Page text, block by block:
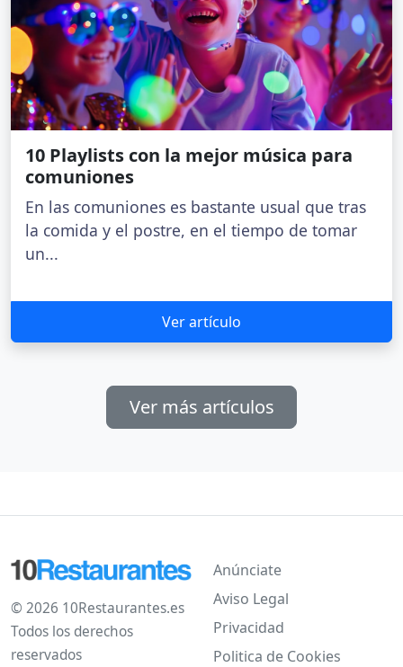
10 Playlists con la mejor música para
comuniones
En las comuniones es bastante usual que tras
la comida y el postre, en el tiempo de tomar
un...
Ver artículo
Ver más artículos
© 2026 10Restaurantes.es
Todos los derechos
reservados
Anúnciate
Aviso Legal
Privacidad
Politica de Cookies